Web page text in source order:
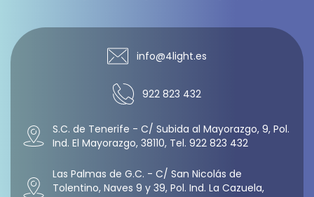
info@4light.es
922 823 432
S.C. de Tenerife - C/ Subida al Mayorazgo, 9, Pol.
Ind. El Mayorazgo, 38110, Tel. 922 823 432
Las Palmas de G.C. - C/ San Nicolás de
Tolentino, Naves 9 y 39, Pol. Ind. La Cazuela,